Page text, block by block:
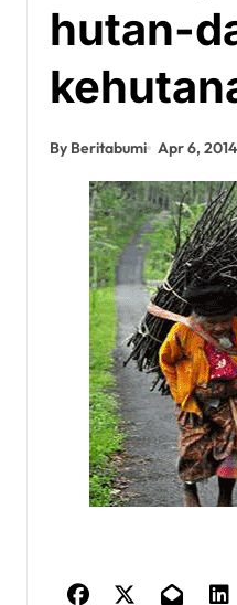
hutan-
By Beritabumi Apr 6, 2014